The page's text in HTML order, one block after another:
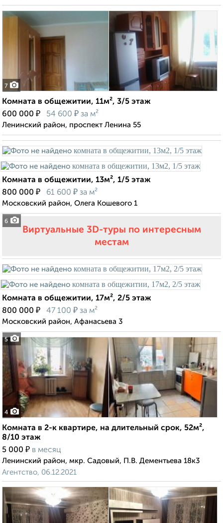
7
Комната в общежитии, 11м², 3/5 этаж
600 000 ₽ 54 600 ₽ за м²
Ленинский район, проспект Ленина 55
6
Комната в общежитии, 13м², 1/5 этаж
800 000 ₽ 61 600 ₽ за м²
Московский район, Олега Кошевого 1
Виртуальные 3D-туры по интересным
местам
5
Комната в общежитии, 17м², 2/5 этаж
800 000 ₽ 47 100 ₽ за м²
Московский район, Афанасьева 3
4
Комната в 2-к квартире, на длительный срок, 52м²,
8/10 этаж
5 000 ₽ в месяц
Ленинский район, мкр. Садовый, П.В. Дементьева 18к3
Агентство, 06.12.2021